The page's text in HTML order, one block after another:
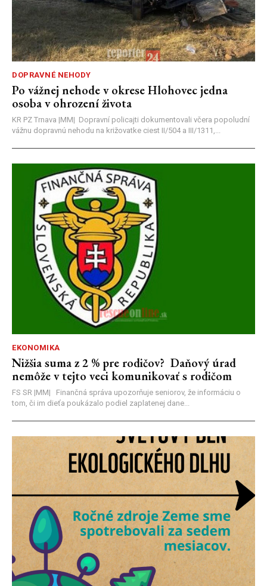
DOPRAVNÉ NEHODY
Po vážnej nehode v okrese Hlohovec jedna
osoba v ohrození života
KR PZ Trnava |MM| Dopravní policajti dokumentovali včera popoludní
vážnu dopravnú nehodu na križovatke ciest II/504 a III/1311,...
EKONOMIKA
Nižšia suma z 2 % pre rodičov? Daňový úrad
nemôže v tejto veci komunikovať s rodičom
FS SR |MM| Finančná správa upozorňuje seniorov, že informáciu o
tom, či im dieťa poukázalo podiel zaplatenej dane...